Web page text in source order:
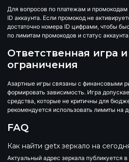
Для вопросов по платежам и промокодам
ID аккаунта. Если промокод не
достаточно номера ID цифрами, чтобы
по лимитам промокодов и статус аккаунта.
Ответственная игра
ограничения
Азартные игры связаны с финансовыми
формировать зависимость. Игра
средства, которые не критичны для
рекомендуется использовать лимиты на
FAQ
Как найти getx зеркало на
Актуальный адрес зеркала публикуется